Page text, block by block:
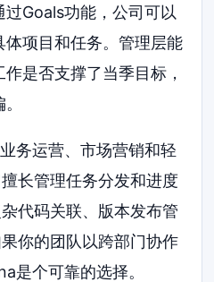
Goals功能，公司可以
项目和任务。管理层能
是否支撑了当季目标，
务运营、市场营销和轻
长管理任务分发和进度
代码关联、版本发布管
你的团队以跨部门协作
是个可靠的选择。